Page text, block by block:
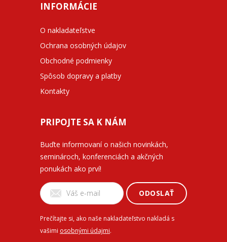
INFORMÁCIE
O nakladateľstve
Ochrana osobných údajov
Obchodné podmienky
Spôsob dopravy a platby
Kontakty
PRIPOJTE SA K NÁM
Buďte informovaní o našich novinkách,
seminároch, konferenciách a akčných
ponukách ako prví!
ODOSLAŤ
Prečítajte si, ako naše nakladateľstvo nakladá s
vašimi osobnými údajmi.